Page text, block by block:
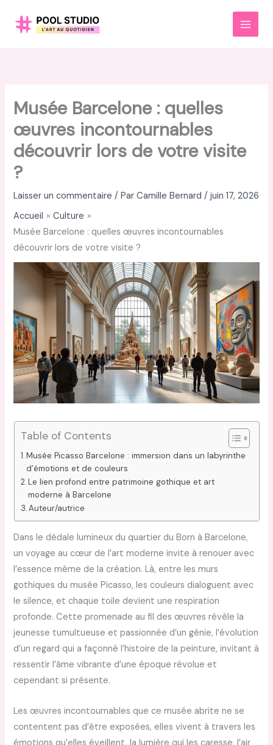
MAIN
Musée Barcelone : quelles
œuvres incontournables
découvrir lors de votre visite
?
Laisser un commentaire / ParCamille Bernard/juin 17, 2026
Accueil
Culture
Musée Barcelone : quelles œuvres incontournables
découvrir lors de votre visite ?
Table of Contents
Musée Picasso Barcelone : immersion dans un labyrinthe
d’émotions et de couleurs
Le lien profond entre patrimoine gothique et art
moderne à Barcelone
Auteur/autrice
Dans le dédale lumineux du quartier du Born à Barcelone,
un voyage au cœur de l’art moderne invite à renouer avec
l’essence même de la création. Là, entre les murs
gothiques du musée Picasso, les couleurs dialoguent avec
le silence, et chaque toile devient une respiration
profonde. Cette promenade au fil des œuvres révèle la
jeunesse tumultueuse et passionnée d’un génie, l’évolution
d’un regard qui a façonné l’histoire de la peinture, invitant à
ressentir l’âme vibrante d’une époque révolue et
cependant si présente.
Les œuvres incontournables que ce musée abrite ne se
contentent pas d’être exposées, elles vivent à travers les